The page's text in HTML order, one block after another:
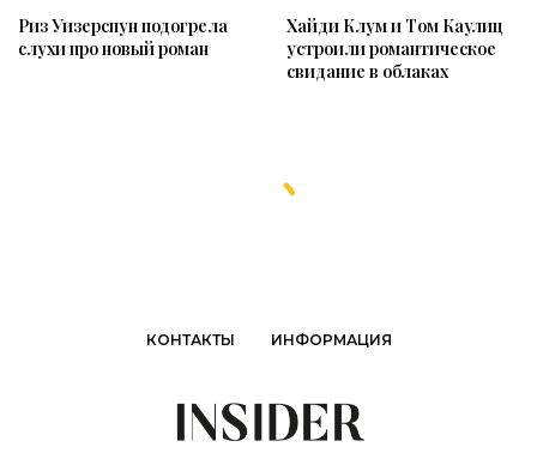
Риз Уизерспун подогрела
слухи про новый роман
Хайди Клум и Том Каулиц
устроили романтическое
свидание в облаках
КОНТАКТЫ ИНФОРМАЦИЯ